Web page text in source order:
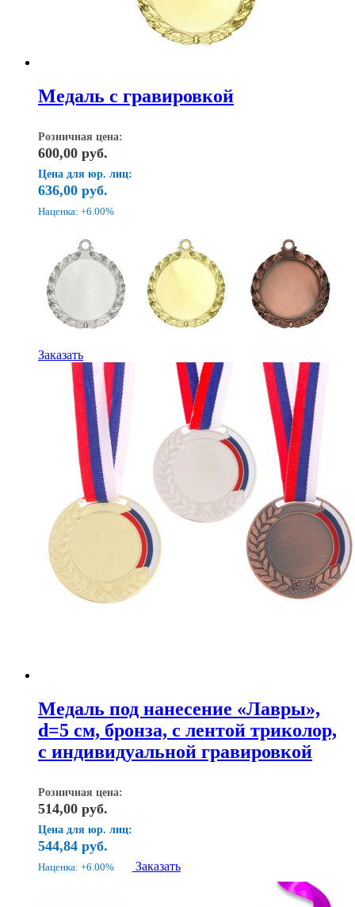
Медаль с гравировкой
Розничная цена:
600,00 руб.
Цена для юр. лиц:
636,00 руб.
Наценка: +6.00%
ЗаказатьЭтот
товар
имеет
несколько
вариаций.
Опции
можно
выбрать
на
странице
товара.
Медаль под нанесение «Лавры»,
d=5 см, бронза, с лентой триколор,
с индивидуальной гравировкой
Розничная цена:
514,00 руб.
Цена для юр. лиц:
544,84 руб.
Наценка: +6.00% Заказать